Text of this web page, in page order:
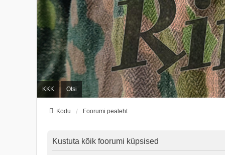
KKK Otsi
Kodu Foorumi pealeht
Kustuta kõik foorumi küpsised